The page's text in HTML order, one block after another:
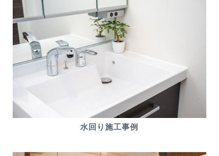
水回り施工事例